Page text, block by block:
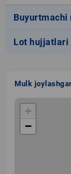
Buyurtmachi
Lot hujjatlari
Mulk
+
−